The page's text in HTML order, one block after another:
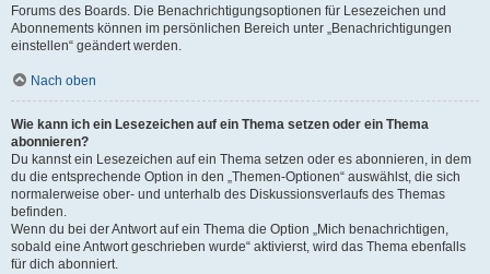
Forums des Boards. Die Benachrichtigungsoptionen für Lesezeichen und
Abonnements können im persönlichen Bereich unter „Benachrichtigungen
einstellen“ geändert werden.
Nach oben
Wie kann ich ein Lesezeichen auf ein Thema setzen oder ein Thema
abonnieren?
Du kannst ein Lesezeichen auf ein Thema setzen oder es abonnieren, in dem
du die entsprechende Option in den „Themen-Optionen“ auswählst, die sich
normalerweise ober- und unterhalb des Diskussionsverlaufs des Themas
befinden.
Wenn du bei der Antwort auf ein Thema die Option „Mich benachrichtigen,
sobald eine Antwort geschrieben wurde“ aktivierst, wird das Thema ebenfalls
für dich abonniert.